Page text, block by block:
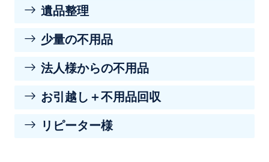
遺品整理
少量の不用品
法人様からの不用品
お引越し＋不用品回収
リピーター様